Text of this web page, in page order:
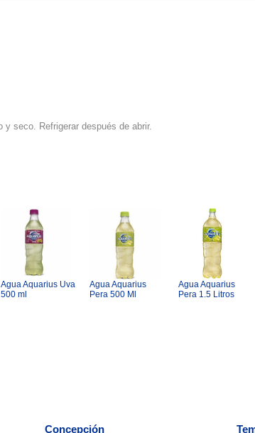
seco. Refrigerar después de abrir.
Agua Aquarius Uva
500 ml
Agua Aquarius
Pera 500 Ml
Agua Aquarius
Pera 1.5 Litros
Concepción